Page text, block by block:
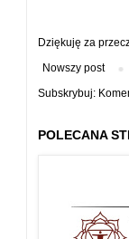
Dziękuję za
Nowszy post
Subskrybuj:
POLECANA